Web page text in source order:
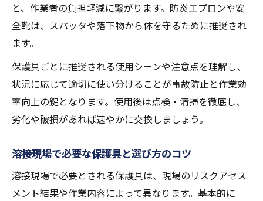
と、作業者の負担軽減に繋がります。防炎エプロンや安
全靴は、スパッタや落下物から体を守るために推奨され
ます。
保護具ごとに推奨される使用シーンや注意点を理解し、
状況に応じて適切に使い分けることが事故防止と作業効
率向上の鍵となります。使用後は点検・清掃を徹底し、
劣化や破損があれば速やかに交換しましょう。
溶接現場で必要な保護具と選び方のコツ
溶接現場で必要とされる保護具は、現場のリスクアセス
メント結果や作業内容によって異なります。基本的に